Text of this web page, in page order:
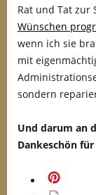
Rat und Tat zur
Wünschen
wenn ich sie
mit
sondern
Und darum an
Dankeschön